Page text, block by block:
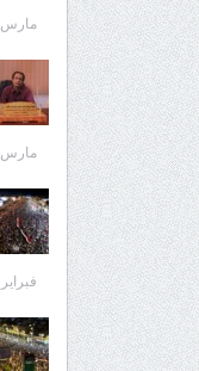
مارس 1, 2026
مارس 1, 2026
فبراير 27, 2026